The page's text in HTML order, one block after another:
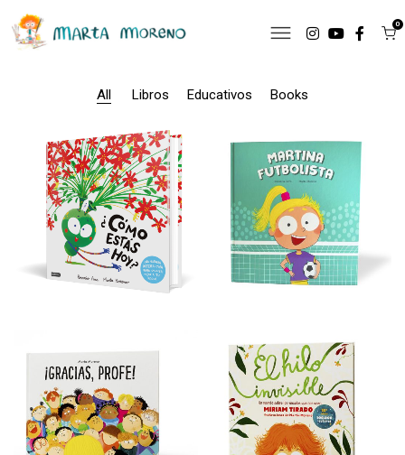
0
All Libros Educativos Books